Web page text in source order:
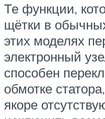
Те функции,
щётки в
этих моделях
электронный
способен
обмотке
якоре